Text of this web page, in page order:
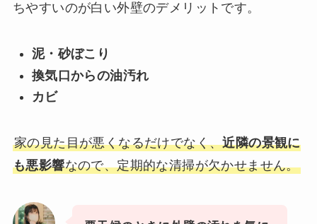
ちやすいのが白い外壁のデメリットです。
泥・砂ぼこり
換気口からの油汚れ
カビ
家の見た目が悪くなるだけでなく、近隣の景観に
も悪影響なので、定期的な清掃が欠かせません。